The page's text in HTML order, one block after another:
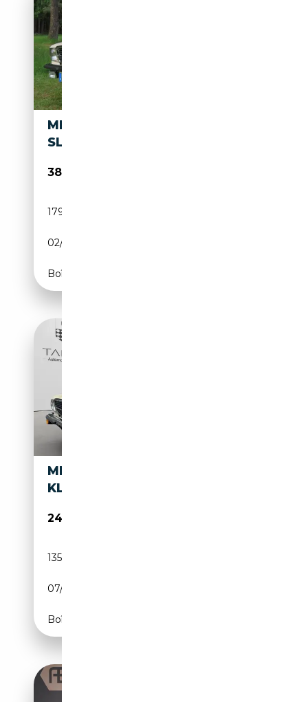
MERCEDES-BENZ SL 380
SL
38 795€
179 000 km
02/1982
Boîte automatique
MERCEDES-BENZ SL 380 /
KLIMAAUT. / TEMP. / 2.HAND /
24 990€
135 500 km
07/1982
Boîte automatique